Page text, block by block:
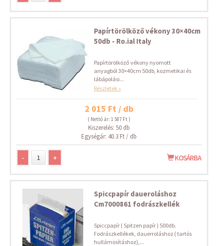
Papírtörölköző vékony 30×40cm
50db - Ro.ial Italy
Papírtörölköző vékony nyomott
anyagból 30×40cm 50db, kozmetikai és
lábápolási...
Részletek »
2 015 Ft / db
( Nettó ár: 1 587 Ft )
Kiszerelés: 50 db
Egységár: 40.3 Ft / db
- + KOSÁRBA
Spiccpapír daueroláshoz
Cm7000861 fodrászkellék
Spiccpapír ( Spitzen papír ) 500db.
Fodrászkellékek, dauerroláshoz ( tartós
hullámosításhoz),...